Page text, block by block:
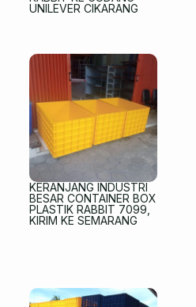
UNILEVER CIKARANG
KERANJANG INDUSTRI
BESAR CONTAINER BOX
PLASTIK RABBIT 7099,
KIRIM KE SEMARANG